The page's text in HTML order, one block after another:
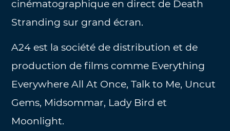
cinématographique en direct de Death
Stranding sur grand écran.
A24 est la société de distribution et de
production de films comme Everything
Everywhere All At Once, Talk to Me, Uncut
Gems, Midsommar, Lady Bird et
Moonlight.